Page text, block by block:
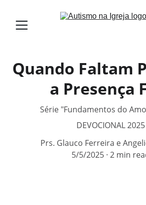
Quando Faltam
a Presença
Série "Fundamentos do
DEVOCIONAL 2025
Prs. Glauco Ferreira e
5/5/2025 2 min